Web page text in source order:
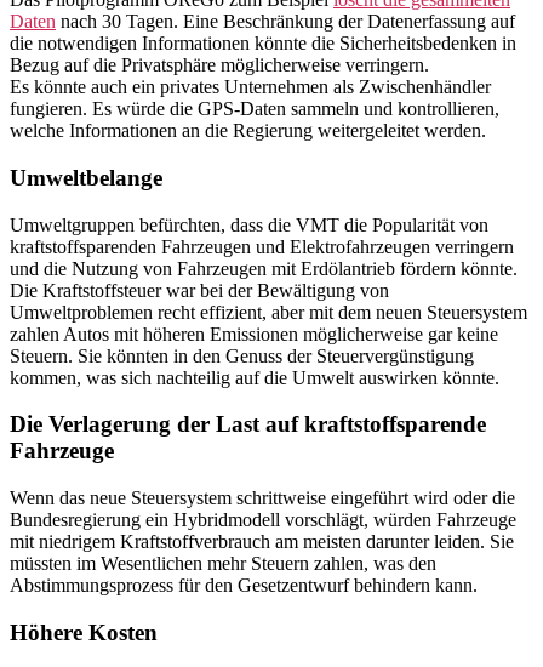
Daten nach 30 Tagen. Eine Beschränkung der Datenerfassung auf
die notwendigen Informationen könnte die Sicherheitsbedenken in
Bezug auf die Privatsphäre möglicherweise verringern.
Es könnte auch ein privates Unternehmen als Zwischenhändler
fungieren. Es würde die GPS-Daten sammeln und kontrollieren,
welche Informationen an die Regierung weitergeleitet werden.
Umweltbelange
Umweltgruppen befürchten, dass die VMT die Popularität von
kraftstoffsparenden Fahrzeugen und Elektrofahrzeugen verringern
und die Nutzung von Fahrzeugen mit Erdölantrieb fördern könnte.
Die Kraftstoffsteuer war bei der Bewältigung von
Umweltproblemen recht effizient, aber mit dem neuen Steuersystem
zahlen Autos mit höheren Emissionen möglicherweise gar keine
Steuern. Sie könnten in den Genuss der Steuervergünstigung
kommen, was sich nachteilig auf die Umwelt auswirken könnte.
Die Verlagerung der Last auf kraftstoffsparende
Fahrzeuge
Wenn das neue Steuersystem schrittweise eingeführt wird oder die
Bundesregierung ein Hybridmodell vorschlägt, würden Fahrzeuge
mit niedrigem Kraftstoffverbrauch am meisten darunter leiden. Sie
müssten im Wesentlichen mehr Steuern zahlen, was den
Abstimmungsprozess für den Gesetzentwurf behindern kann.
Höhere Kosten